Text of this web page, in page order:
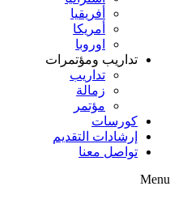
أفريقيا
أمريكا
اوروبا
تداريب ومؤتمرات
تداريب
زمالة
مؤتمر
كورسات
إرشادات التقديم
تواصل معنا
Menu